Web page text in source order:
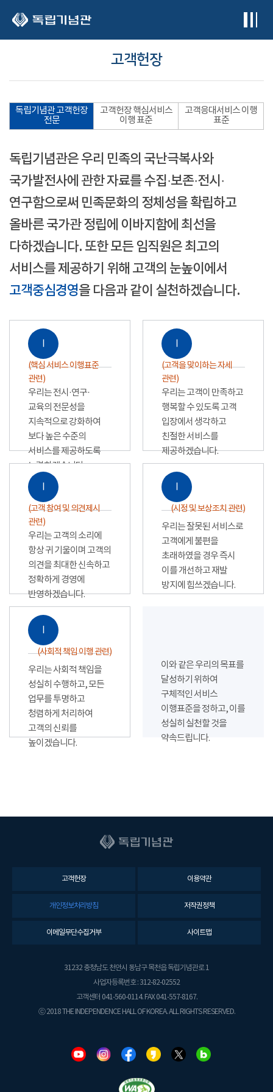
고객헌장
독립기념관 고객헌장
전문
고객헌장 핵심서비스
이행 표준
고객응대서비스 이행
표준
독립기념관은 우리 민족의 국난극복사와
국가발전사에 관한 자료를 수집·보존·전시·
연구함으로써 민족문화의 정체성을 확립하고
올바른 국가관 정립에 이바지함에 최선을
다하겠습니다. 또한 모든 임직원은 최고의
서비스를 제공하기 위해 고객의 눈높이에서
고객중심경영을 다음과 같이 실천하겠습니다.
Ⅰ
(핵심 서비스 이행표준
관련)
우리는 전시·연구·
교육의 전문성을
지속적으로 강화하여
보다 높은 수준의
서비스를 제공하도록
노력하겠습니다.
Ⅰ
(고객을 맞이하는 자세
관련)
우리는 고객이 만족하고
행복할 수 있도록 고객
입장에서 생각하고
친절한 서비스를
제공하겠습니다.
Ⅰ
(고객 참여 및 의견제시
관련)
우리는 고객의 소리에
항상 귀 기울이며 고객의
의견을 최대한 신속하고
정확하게 경영에
반영하겠습니다.
Ⅰ
(시정 및 보상조치 관련)
우리는 잘못된 서비스로
고객에게 불편을
초래하였을 경우 즉시
이를 개선하고 재발
방지에 힘쓰겠습니다.
Ⅰ
(사회적 책임 이행 관련)
우리는 사회적 책임을
성실히 수행하고, 모든
업무를 투명하고
청렴하게 처리하여
고객의 신뢰를
높이겠습니다.
이와 같은 우리의 목표를
달성하기 위하여
구체적인 서비스
이행표준을 정하고, 이를
성실히 실천할 것을
약속드립니다.
고객헌장 이용약관
개인정보처리방침 저작권정책
이메일무단수집거부 사이트맵
31232 충청남도 천안시 동남구 목천읍 독립기념관로 1
사업자등록번호 : 312-82-02552
고객센터 041-560-0114. FAX 041-557-8167.
ⓒ 2018 THE INDEPENDENCE HALL OF KOREA. ALL RIGHTS RESERVED.